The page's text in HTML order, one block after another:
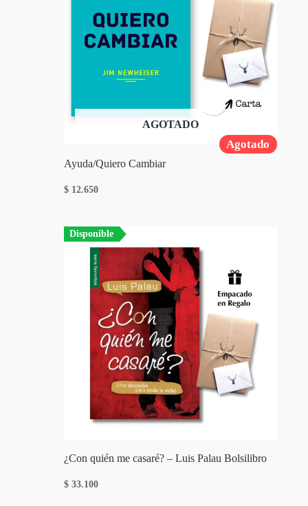
Agotado
AGOTADO
Ayuda/Quiero Cambiar
$ 12.650
Disponible
¿Con quién me casaré? – Luis Palau Bolsilibro
$ 33.100